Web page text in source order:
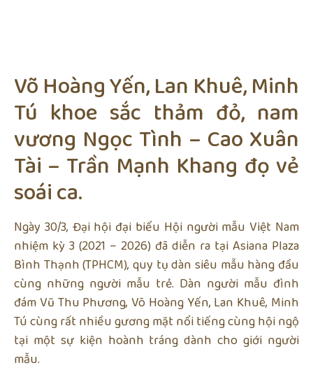
Võ Hoàng Yến, Lan Khuê, Minh
Tú khoe sắc thảm đỏ, nam
vương Ngọc Tình – Cao Xuân
Tài – Trần Mạnh Khang đọ vẻ
soái ca.
Ngày 30/3, Đại hội đại biểu Hội người mẫu Việt Nam
nhiệm kỳ 3 (2021 – 2026) đã diễn ra tại Asiana Plaza
Bình Thạnh (TPHCM), quy tụ dàn siêu mẫu hàng đầu
cùng những người mẫu trẻ. Dàn người mẫu đình
đám Vũ Thu Phương, Võ Hoàng Yến, Lan Khuê, Minh
Tú cùng rất nhiều gương mặt nổi tiếng cùng hội ngộ
tại một sự kiện hoành tráng dành cho giới người
mẫu.